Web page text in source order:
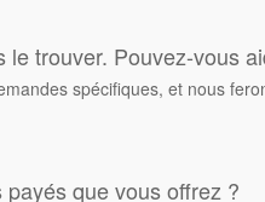
trouver. Pouvez-vous
spécifiques, et nous
que vous offrez ?